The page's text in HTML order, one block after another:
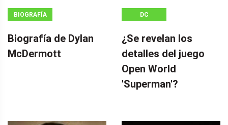
BIOGRAFÍA
Biografía de Dylan
McDermott
DC
¿Se revelan los
detalles del juego
Open World
'Superman'?